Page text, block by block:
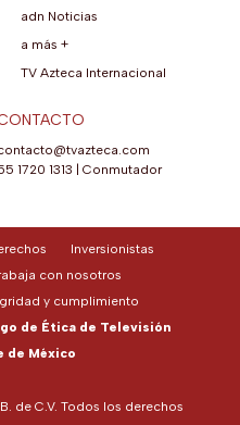
adn Noticias
a más +
TV Azteca Internacional
1720 1313 | Conmutador
de C.V. Todos los derechos
Inversionistas
con nosotros
y cumplimiento
de Ética de Televisión
de México